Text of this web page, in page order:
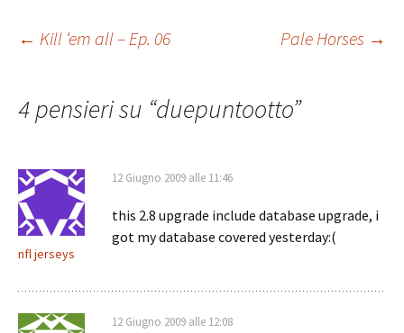
Navigazione
articolo
← Kill ‘em all – Ep. 06 Pale Horses →
4 pensieri su “duepuntootto”
nfl jerseys
12 Giugno 2009 alle 11:46
this 2.8 upgrade include database upgrade, i
got my database covered yesterday:(
12 Giugno 2009 alle 12:08